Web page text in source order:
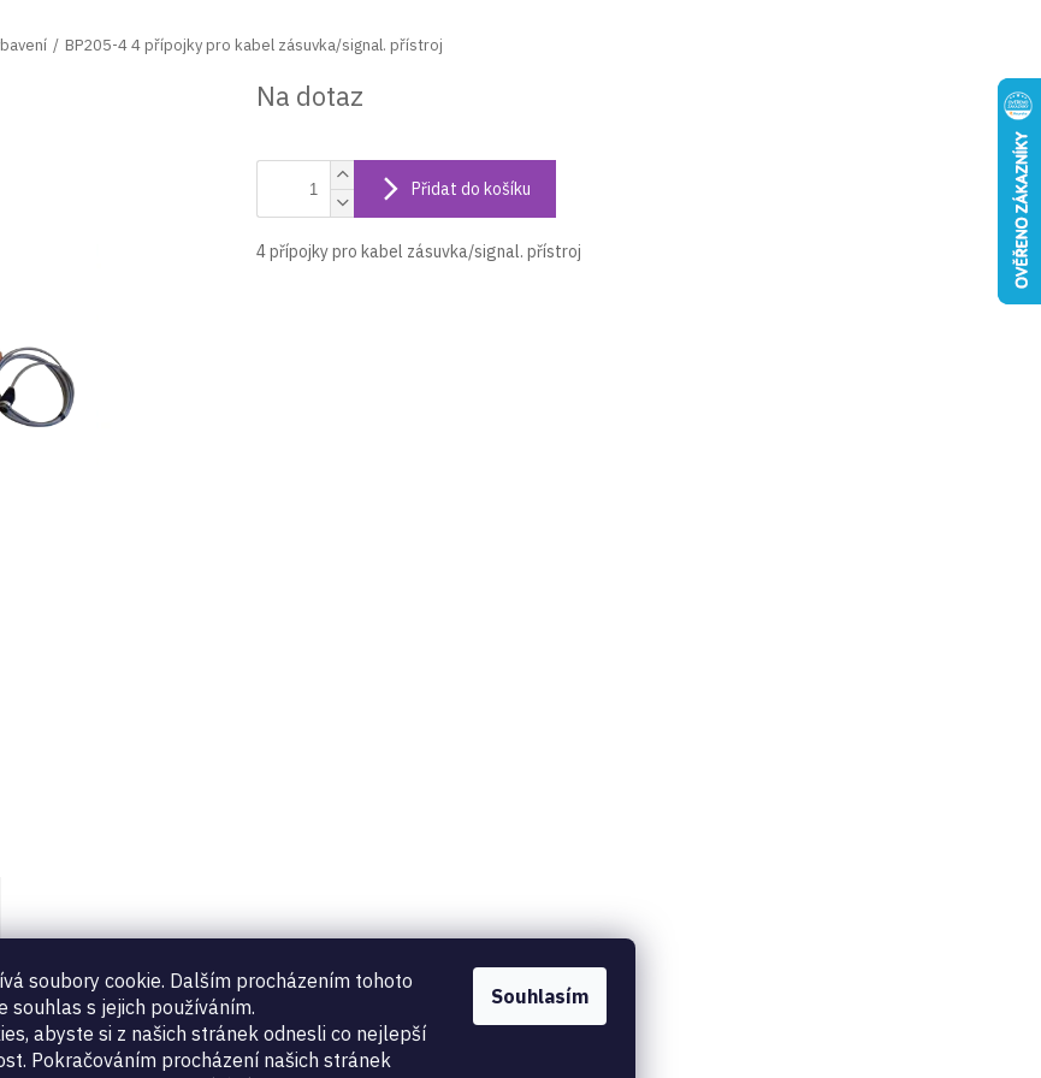
soubory cookie. Dalším procházením tohoto
souhlas s jejich používáním.
abyste si z našich stránek odnesli co nejlepší
Pokračováním procházení našich stránek
Souhlasím
BP205-4 4 přípojky pro kabel zásuvka/signal. přístroj
Na dotaz
Přidat do košíku
4 přípojky pro kabel zásuvka/signal. přístroj